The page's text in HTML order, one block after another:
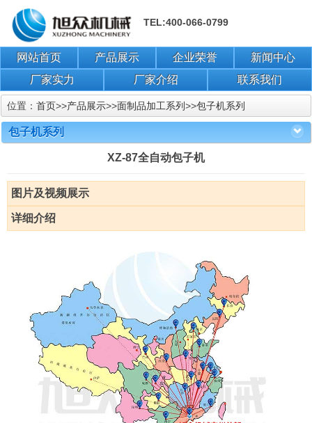
TEL:400-066-0799
网站首页 产品展示 企业荣誉
新闻中心
厂家实力
厂家介绍 联系我们
位置： 首页>>产品展示>>面制品加工系列>>包子机系列
包子机系列
XZ-87全自动包子机
图片及视频展示
详细介绍